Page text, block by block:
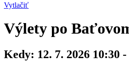
Vytlačiť
Výlety po
Kedy: 12. 7. 2026 10:30